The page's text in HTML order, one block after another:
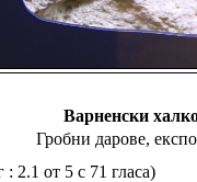
Варненски
Гробни дарове,
2.1 от 5 с 71 гласа)